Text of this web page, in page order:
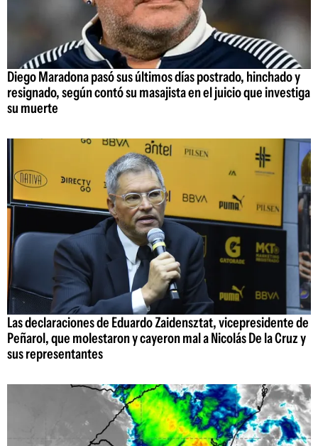
Diego Maradona pasó sus últimos días postrado, hinchado y
resignado, según contó su masajista en el juicio que investiga
su muerte
Las declaraciones de Eduardo Zaidensztat, vicepresidente de
Peñarol, que molestaron y cayeron mal a Nicolás De la Cruz y
sus representantes